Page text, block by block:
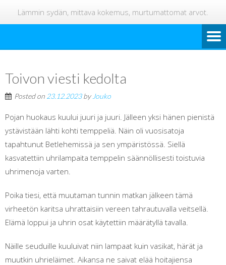
Lämmin sydän, mittava kokemus, murtumattomat arvot.
Toivon viesti kedolta
Posted on 23.12.2023by Jouko
Pojan huokaus kuului juuri ja juuri. Jälleen yksi hänen pienistä
ystävistään lähti kohti temppeliä. Näin oli vuosisatoja
tapahtunut Betlehemissä ja sen ympäristössä. Siellä
kasvatettiin uhrilampaita temppelin säännöllisesti toistuvia
uhrimenoja varten.
Poika tiesi, että muutaman tunnin matkan jälkeen tämä
virheetön karitsa uhrattaisiin vereen tahrautuvalla veitsellä.
Elämä loppui ja uhrin osat käytettiin määrätyllä tavalla.
Näille seuduille kuuluivat niin lampaat kuin vasikat, härät ja
muutkin uhrieläimet. Aikansa ne saivat elää hoitajiensa